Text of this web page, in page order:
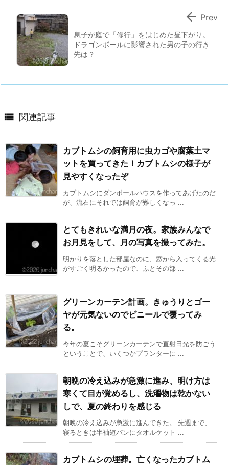
息子が庭で「修行」をはじめた昼下がり。
ドラゴンボールに影響された男の子の行き
先は？
 Prev
 関連記事
カブトムシの飼育用に虫カゴや腐葉土マ
ットを買ってきた！カブトムシの様子が
見やすくなったぞ
カブトムシにダンボールハウスを作ってあげたのだ
が、流石にそれでは飼育が難しくなっ ...
とてもきれいな満月の夜。家族みんなで
お月見をして、月の写真を撮ってみた。
明かりを落とした部屋なのに、窓から入ってくる光
がすごく明るかったので、ふとその部 ...
グリーンカーテン計画。きゅうりとゴー
ヤが元気ないのでビニールで覆ってみ
る。
今年の夏こそグリーンカーテンで直射日光を防ごう
ということで、いくつかプランターに ...
朝晩の冷え込みが急激に進み、明け方は
寒くて目が覚めるし、洗濯物は乾かない
しで、夏の終わりを感じる
朝晩の冷え込みが急激に進んできた。 先週まで、
寝るときは半袖短パンにタオルケット ...
カブトムシの埋葬。亡くなったカブトム